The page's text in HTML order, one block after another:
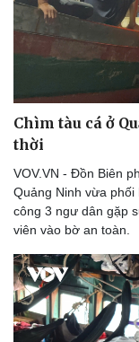
Bóng đá
Lịch thi đấu bóng đá
Thế giới thể thao
eSports
Hậu trường
Chìm tàu cá ở
thời
VOV.VN - Đồn Biên
Quảng Ninh vừa
công 3 ngư dân gặp
viên vào bờ an toàn.